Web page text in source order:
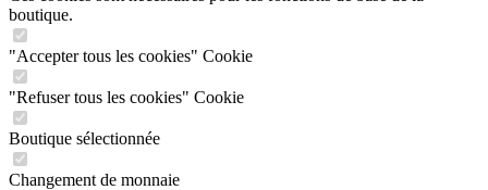
boutique.
"Accepter tous les cookies" Cookie
"Refuser tous les cookies" Cookie
Boutique sélectionnée
Changement de monnaie